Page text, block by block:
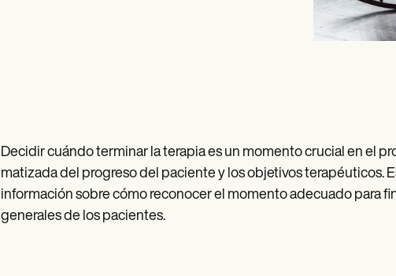
Decidir cuándo terminar la terapia es un momento crucial en el
matizada del progreso del paciente y los objetivos terapéuticos.
información sobre cómo reconocer el momento adecuado para
generales de los pacientes.